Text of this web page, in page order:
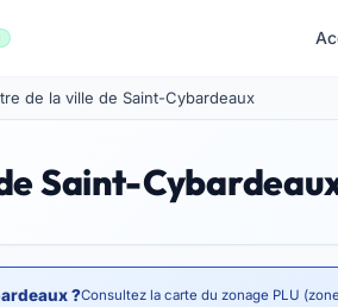
de la ville de Saint-Cybardeaux
Saint-
?Consultez la carte du zonage PLU